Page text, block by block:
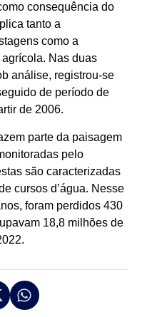
consequência do
tanto a
como a
Nas duas
análise, registrou-se
de período de
de 2006.
parte da paisagem
pelo
são caracterizadas
cursos d’água. Nesse
foram perdidos 430
18,8 milhões de